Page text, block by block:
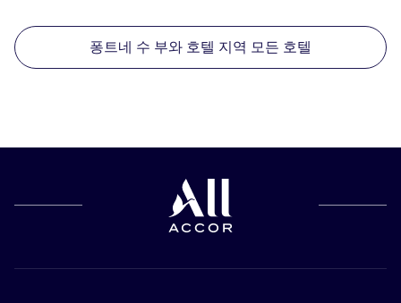
퐁트네 수 부와 호텔 지역 모든 호텔